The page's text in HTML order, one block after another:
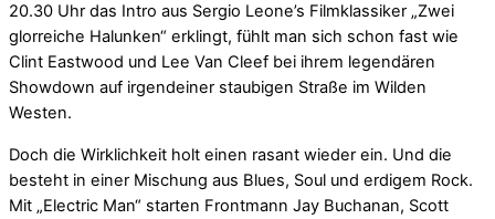
20.30 Uhr das Intro aus Sergio Leone’s Filmklassiker „Zwei
glorreiche Halunken“ erklingt, fühlt man sich schon fast wie
Clint Eastwood und Lee Van Cleef bei ihrem legendären
Showdown auf irgendeiner staubigen Straße im Wilden
Westen.
Doch die Wirklichkeit holt einen rasant wieder ein. Und die
besteht in einer Mischung aus Blues, Soul und erdigem Rock.
Mit „Electric Man“ starten Frontmann Jay Buchanan, Scott